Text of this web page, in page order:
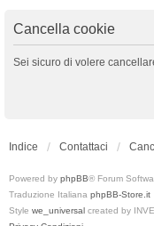
Cancella cookie
Sei sicuro di volere
Indice Contattaci
Powered by phpBB® Forum
Traduzione Italiana phpBB-Store.it
Style we_universal created by